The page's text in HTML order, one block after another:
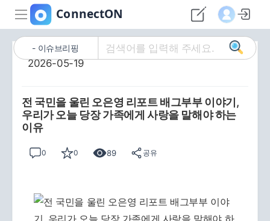
이슈브리핑
2026-05-19
전 국민을 울린 오은영 리포트 배그부부 이야기,
우리가 오늘 당장 가족에게 사랑을 말해야 하는
이유
0 0 89 공유